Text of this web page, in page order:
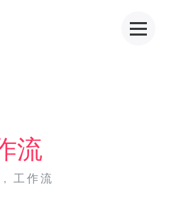
流
, 工作流